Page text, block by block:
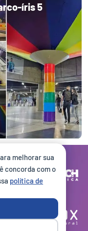
melhorar sua
concorda com o
política de
íris 5